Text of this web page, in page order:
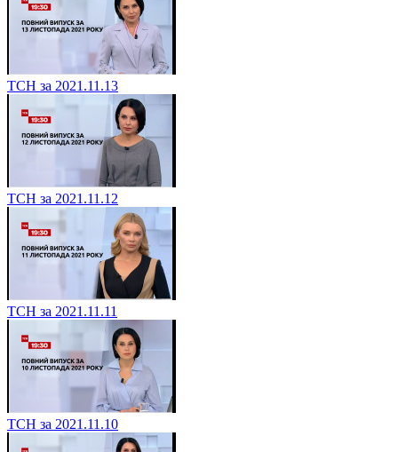
ТСН за 2021.11.13
ТСН за 2021.11.12
ТСН за 2021.11.11
ТСН за 2021.11.10